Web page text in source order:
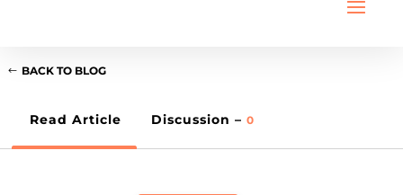
BACK TO BLOG
Read Article Discussion – 0